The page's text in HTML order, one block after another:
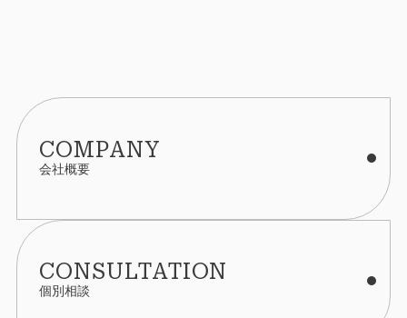
COMPANY
会社概要
CONSULTATION
個別相談